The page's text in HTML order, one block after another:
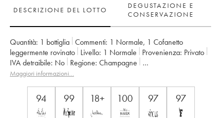
DESCRIZIONE DEL LOTTO
DEGUSTAZIONE E
CONSERVAZIONE
Quantità: 1 bottiglia Commenti: 1 Normale, 1 Cofanetto
leggermente rovinato Livello: 1 Normale Provenienza:
privato
IVA detraibile:
no Regione:
Champagne
Denominazione:
Champagne
Maggiori informazioni…
94 99 18+ 100 97 97